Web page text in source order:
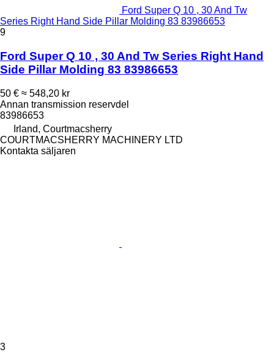
Ford Super Q 10 , 30 And Tw
Series Right Hand Side Pillar Molding 83 83986653
9
Ford Super Q 10 , 30 And Tw Series Right Hand
Side Pillar Molding 83 83986653
50 € ≈ 548,20 kr
Annan transmission reservdel
83986653
Irland, Courtmacsherry
COURTMACSHERRY MACHINERY LTD
Kontakta säljaren
3